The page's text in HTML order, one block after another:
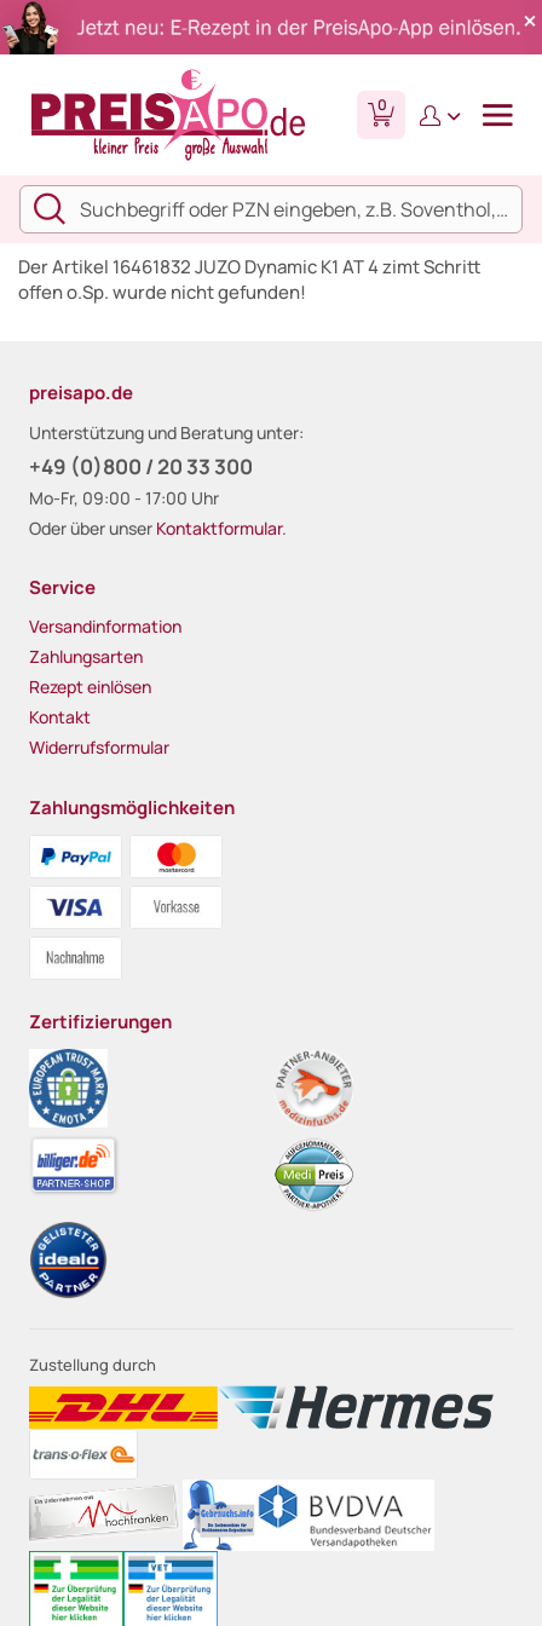
0
Der Artikel 16461832 JUZO Dynamic K1 AT 4 zimt Schritt
offen o.Sp. wurde nicht gefunden!
preisapo.de
Unterstützung und Beratung unter:
+49 (0)800 / 20 33 300
Mo-Fr, 09:00 - 17:00 Uhr
Oder über unser Kontaktformular.
Service
Versandinformation
Zahlungsarten
Rezept einlösen
Kontakt
Widerrufsformular
Zahlungsmöglichkeiten
Zertifizierungen
Zustellung durch